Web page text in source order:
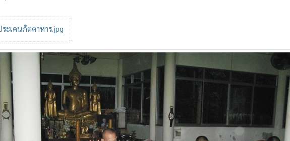
ะเคนภัตตาหาร.jpg